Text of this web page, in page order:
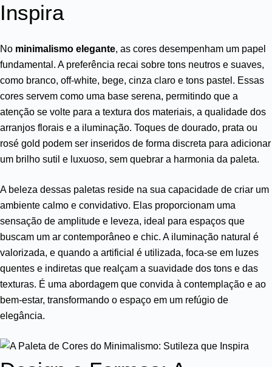
Inspira
No minimalismo elegante, as cores desempenham um papel
fundamental. A preferência recai sobre tons neutros e suaves,
como branco, off-white, bege, cinza claro e tons pastel. Essas
cores servem como uma base serena, permitindo que a
atenção se volte para a textura dos materiais, a qualidade dos
arranjos florais e a iluminação. Toques de dourado, prata ou
rosé gold podem ser inseridos de forma discreta para adicionar
um brilho sutil e luxuoso, sem quebrar a harmonia da paleta.
A beleza dessas paletas reside na sua capacidade de criar um
ambiente calmo e convidativo. Elas proporcionam uma
sensação de amplitude e leveza, ideal para espaços que
buscam um ar contemporâneo e chic. A iluminação natural é
valorizada, e quando a artificial é utilizada, foca-se em luzes
quentes e indiretas que realçam a suavidade dos tons e das
texturas. É uma abordagem que convida à contemplação e ao
bem-estar, transformando o espaço em um refúgio de
elegância.